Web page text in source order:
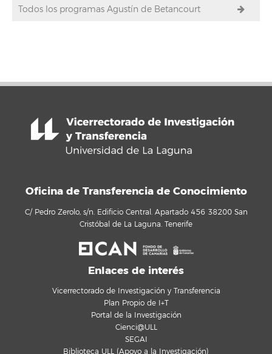
Todos los programas Agustín de Betancourt
Oficina de Transferencia de Conocimiento
C/ Pedro Zerolo, s/n. Edificio Central. Apartado 456 38200 San
Cristóbal de La Laguna. Tenerife
Enlaces de interés
Vicerrectorado de Investigación y Transferencia
Plan Propio de I+T
Portal de la Investigación
Cienci@ULL
SEGAI
Biblioteca ULL (Apoyo a la Investigación)